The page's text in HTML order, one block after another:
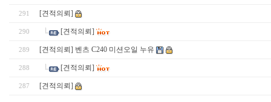
291 [견적의뢰]
290 [견적의뢰]
289 [견적의뢰] 벤츠 C240 미션오일 누유
288 [견적의뢰]
287 [견적의뢰]